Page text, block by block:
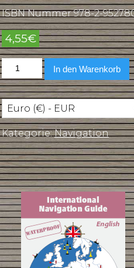
ISBN Nummer 978-2-
4,55€
Internationaler
Navigationführer
auf
Italienisch
Menge
In den Warenkorb
Euro (€) - EUR
Kategorie:Navigation